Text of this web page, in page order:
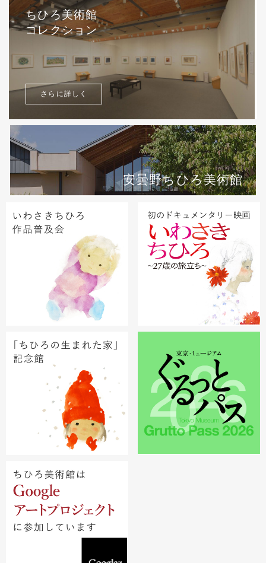
ちひろ美術館
コレクション
さらに詳しく
安曇野ちひろ美術館